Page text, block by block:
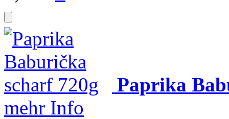
Paprika
mehr Info